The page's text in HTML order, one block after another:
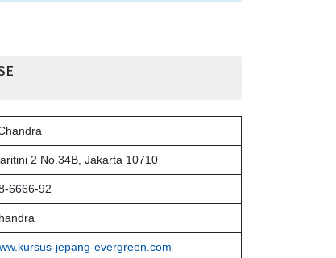
2 No.34B, Jakarta 10710
6666-92
jepang-evergreen.com